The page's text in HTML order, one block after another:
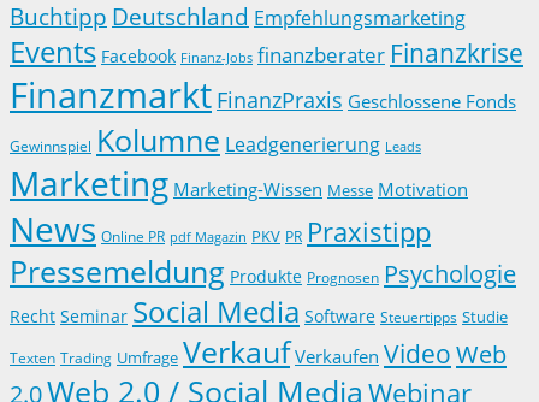
Buchtipp Deutschland Empfehlungsmarketing
Events Facebook Finanz-Jobs finanzberater Finanzkrise
Finanzmarkt FinanzPraxis Geschlossene Fonds
Gewinnspiel Kolumne Leadgenerierung Leads
Marketing Marketing-Wissen Messe Motivation
News Online PR pdf Magazin PKV PR Praxistipp
Pressemeldung Produkte Prognosen Psychologie
Recht Seminar Social Media Software Steuertipps Studie
Texten Trading Umfrage Verkauf Verkaufen VideoWeb
2.0Web 2.0 / Social Media Webinar